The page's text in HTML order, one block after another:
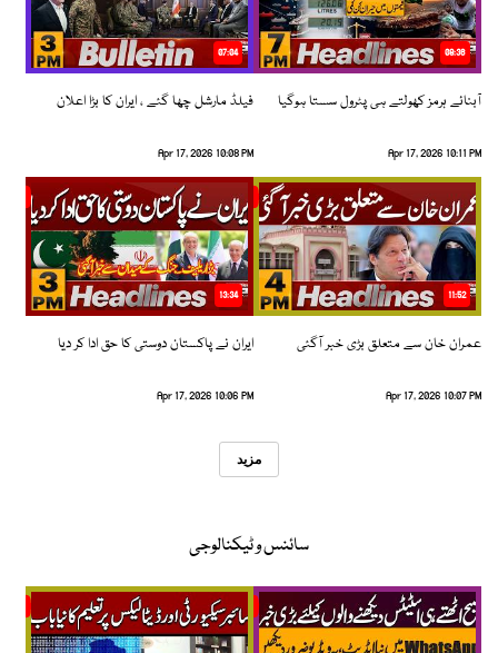
08:36
آبنائے ہرمز کھولتے ہی پٹرول سستا ہوگیا
Apr 17, 2026 10:11 PM
07:04
فیلڈ مارشل چھا گئے ، ایران کا بڑا اعلان
Apr 17, 2026 10:08 PM
11:52
عمران خان سے متعلق بڑی خبر آگئی
Apr 17, 2026 10:07 PM
13:34
ایران نے پاکستان دوستی کا حق ادا کر دیا
Apr 17, 2026 10:06 PM
مزید
سائنس و ٹیکنالوجی